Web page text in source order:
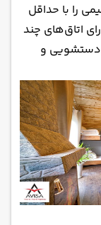
را با حداقل
اتاق‌های چند
دستشویی و